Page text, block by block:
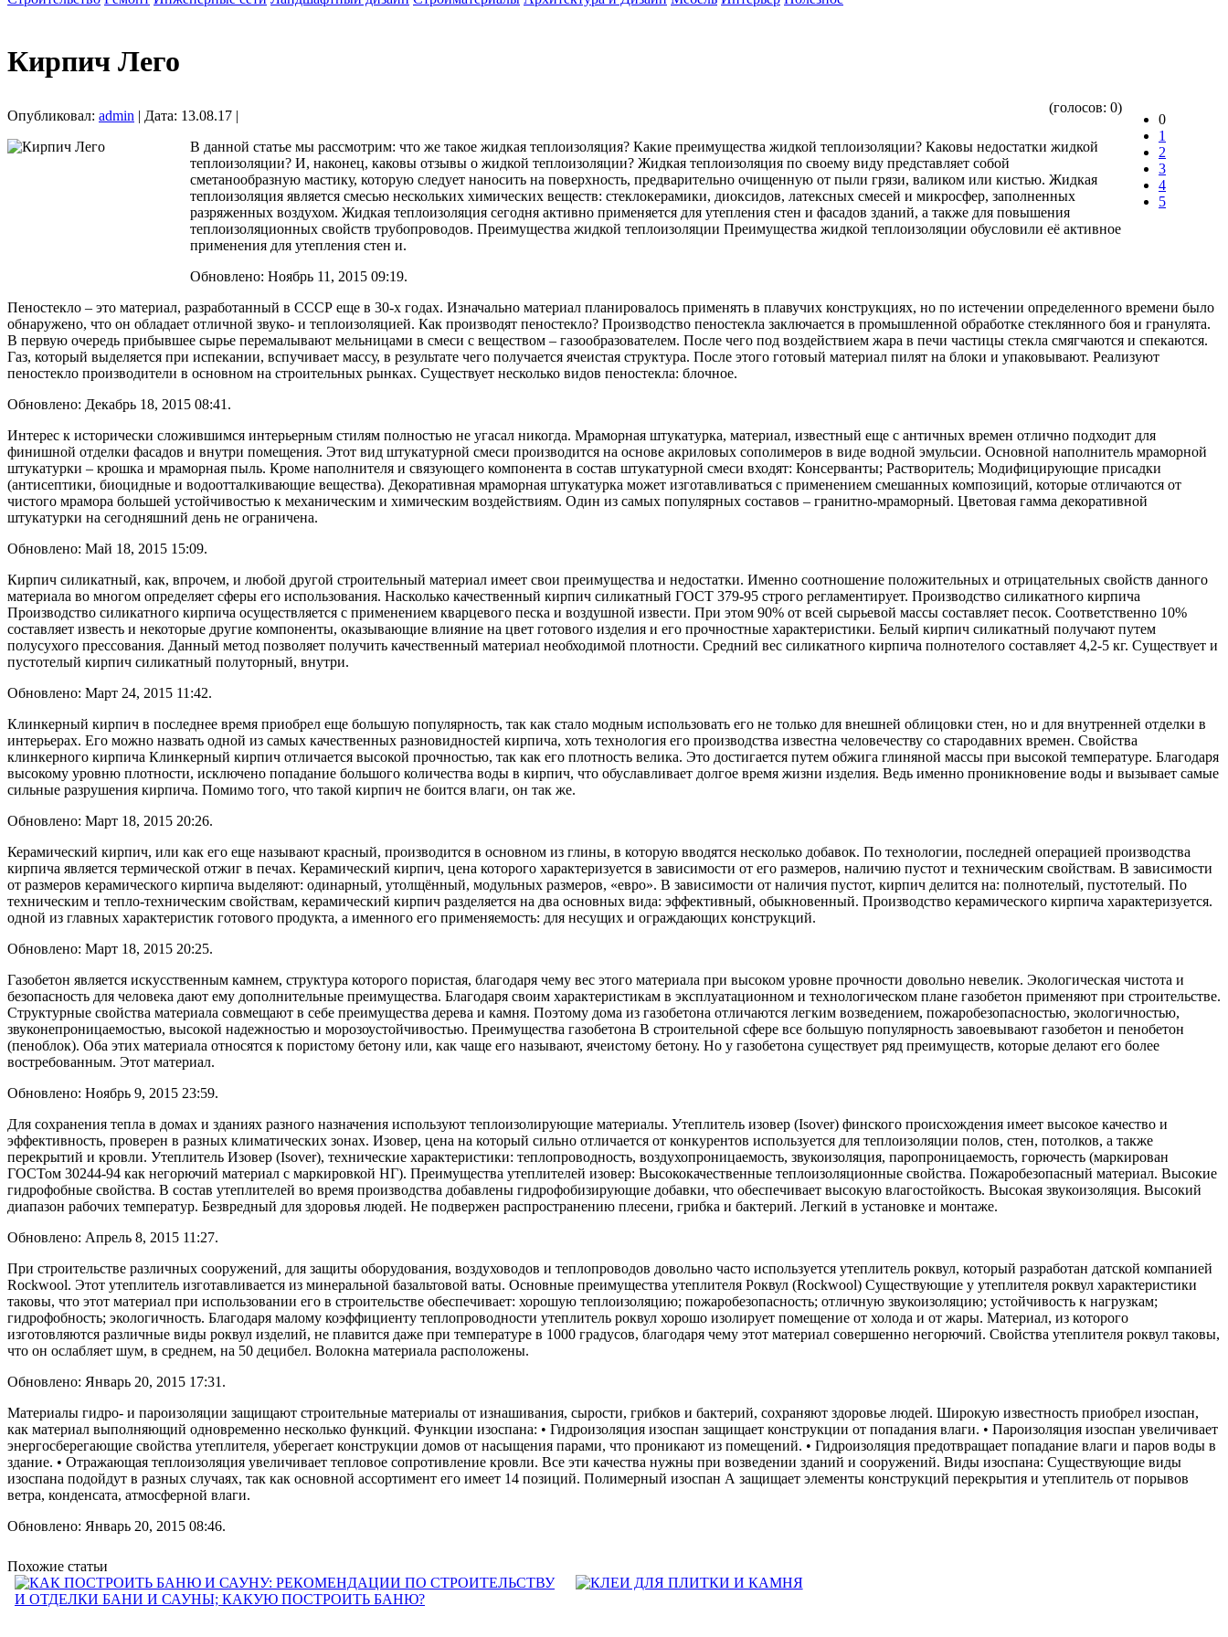
Кирпич Лего
Опубликовал: admin | Дата: 13.08.17 |
0
1
2
3
4
5
(голосов: 0)
В данной статье мы рассмотрим: что же такое жидкая теплоизоляция? Какие преимущества жидкой теплоизоляции? Каковы недостатки жидкой
теплоизоляции? И, наконец, каковы отзывы о жидкой теплоизоляции? Жидкая теплоизоляция по своему виду представляет собой
сметанообразную мастику, которую следует наносить на поверхность, предварительно очищенную от пыли грязи, валиком или кистью. Жидкая
теплоизоляция является смесью нескольких химических веществ: стеклокерамики, диоксидов, латексных смесей и микросфер, заполненных
разряженных воздухом. Жидкая теплоизоляция сегодня активно применяется для утепления стен и фасадов зданий, а также для повышения
теплоизоляционных свойств трубопроводов. Преимущества жидкой теплоизоляции Преимущества жидкой теплоизоляции обусловили её активное
применения для утепления стен и.
Обновлено: Ноябрь 11, 2015 09:19.
Пеностекло – это материал, разработанный в СССР еще в 30-х годах. Изначально материал планировалось применять в плавучих конструкциях, но по истечении определенного времени было
обнаружено, что он обладает отличной звуко- и теплоизоляцией. Как производят пеностекло? Производство пеностекла заключается в промышленной обработке стеклянного боя и гранулята.
В первую очередь прибывшее сырье перемалывают мельницами в смеси с веществом – газообразователем. После чего под воздействием жара в печи частицы стекла смягчаются и спекаются.
Газ, который выделяется при испекании, вспучивает массу, в результате чего получается ячеистая структура. После этого готовый материал пилят на блоки и упаковывают. Реализуют
пеностекло производители в основном на строительных рынках. Существует несколько видов пеностекла: блочное.
Обновлено: Декабрь 18, 2015 08:41.
Интерес к исторически сложившимся интерьерным стилям полностью не угасал никогда. Мраморная штукатурка, материал, известный еще с античных времен отлично подходит для
финишной отделки фасадов и внутри помещения. Этот вид штукатурной смеси производится на основе акриловых сополимеров в виде водной эмульсии. Основной наполнитель мраморной
штукатурки – крошка и мраморная пыль. Кроме наполнителя и связующего компонента в состав штукатурной смеси входят: Консерванты; Растворитель; Модифицирующие присадки
(антисептики, биоцидные и водоотталкивающие вещества). Декоративная мраморная штукатурка может изготавливаться с применением смешанных композиций, которые отличаются от
чистого мрамора большей устойчивостью к механическим и химическим воздействиям. Один из самых популярных составов – гранитно-мраморный. Цветовая гамма декоративной
штукатурки на сегодняшний день не ограничена.
Обновлено: Май 18, 2015 15:09.
Кирпич силикатный, как, впрочем, и любой другой строительный материал имеет свои преимущества и недостатки. Именно соотношение положительных и отрицательных свойств данного
материала во многом определяет сферы его использования. Насколько качественный кирпич силикатный ГОСТ 379-95 строго регламентирует. Производство силикатного кирпича
Производство силикатного кирпича осуществляется с применением кварцевого песка и воздушной извести. При этом 90% от всей сырьевой массы составляет песок. Соответственно 10%
составляет известь и некоторые другие компоненты, оказывающие влияние на цвет готового изделия и его прочностные характеристики. Белый кирпич силикатный получают путем
полусухого прессования. Данный метод позволяет получить качественный материал необходимой плотности. Средний вес силикатного кирпича полнотелого составляет 4,2-5 кг. Существует и
пустотелый кирпич силикатный полуторный, внутри.
Обновлено: Март 24, 2015 11:42.
Клинкерный кирпич в последнее время приобрел еще большую популярность, так как стало модным использовать его не только для внешней облицовки стен, но и для внутренней отделки в
интерьерах. Его можно назвать одной из самых качественных разновидностей кирпича, хоть технология его производства известна человечеству со стародавних времен. Свойства
клинкерного кирпича Клинкерный кирпич отличается высокой прочностью, так как его плотность велика. Это достигается путем обжига глиняной массы при высокой температуре. Благодаря
высокому уровню плотности, исключено попадание большого количества воды в кирпич, что обуславливает долгое время жизни изделия. Ведь именно проникновение воды и вызывает самые
сильные разрушения кирпича. Помимо того, что такой кирпич не боится влаги, он так же.
Обновлено: Март 18, 2015 20:26.
Керамический кирпич, или как его еще называют красный, производится в основном из глины, в которую вводятся несколько добавок. По технологии, последней операцией производства
кирпича является термической отжиг в печах. Керамический кирпич, цена которого характеризуется в зависимости от его размеров, наличию пустот и техническим свойствам. В зависимости
от размеров керамического кирпича выделяют: одинарный, утолщённый, модульных размеров, «евро». В зависимости от наличия пустот, кирпич делится на: полнотелый, пустотелый. По
техническим и тепло-техническим свойствам, керамический кирпич разделяется на два основных вида: эффективный, обыкновенный. Производство керамического кирпича характеризуется.
одной из главных характеристик готового продукта, а именного его применяемость: для несущих и ограждающих конструкций.
Обновлено: Март 18, 2015 20:25.
Газобетон является искусственным камнем, структура которого пористая, благодаря чему вес этого материала при высоком уровне прочности довольно невелик. Экологическая чистота и
безопасность для человека дают ему дополнительные преимущества. Благодаря своим характеристикам в эксплуатационном и технологическом плане газобетон применяют при строительстве.
Структурные свойства материала совмещают в себе преимущества дерева и камня. Поэтому дома из газобетона отличаются легким возведением, пожаробезопасностью, экологичностью,
звуконепроницаемостью, высокой надежностью и морозоустойчивостью. Преимущества газобетона В строительной сфере все большую популярность завоевывают газобетон и пенобетон
(пеноблок). Оба этих материала относятся к пористому бетону или, как чаще его называют, ячеистому бетону. Но у газобетона существует ряд преимуществ, которые делают его более
востребованным. Этот материал.
Обновлено: Ноябрь 9, 2015 23:59.
Для сохранения тепла в домах и зданиях разного назначения используют теплоизолирующие материалы. Утеплитель изовер (Isover) финского происхождения имеет высокое качество и
эффективность, проверен в разных климатических зонах. Изовер, цена на который сильно отличается от конкурентов используется для теплоизоляции полов, стен, потолков, а также
перекрытий и кровли. Утеплитель Изовер (Isover), технические характеристики: теплопроводность, воздухопроницаемость, звукоизоляция, паропроницаемость, горючесть (маркирован
ГОСТом 30244-94 как негорючий материал с маркировкой НГ). Преимущества утеплителей изовер: Высококачественные теплоизоляционные свойства. Пожаробезопасный материал. Высокие
гидрофобные свойства. В состав утеплителей во время производства добавлены гидрофобизирующие добавки, что обеспечивает высокую влагостойкость. Высокая звукоизоляция. Высокий
диапазон рабочих температур. Безвредный для здоровья людей. Не подвержен распространению плесени, грибка и бактерий. Легкий в установке и монтаже.
Обновлено: Апрель 8, 2015 11:27.
При строительстве различных сооружений, для защиты оборудования, воздуховодов и теплопроводов довольно часто используется утеплитель роквул, который разработан датской компанией
Rockwool. Этот утеплитель изготавливается из минеральной базальтовой ваты. Основные преимущества утеплителя Роквул (Rockwool) Существующие у утеплителя роквул характеристики
таковы, что этот материал при использовании его в строительстве обеспечивает: хорошую теплоизоляцию; пожаробезопасность; отличную звукоизоляцию; устойчивость к нагрузкам;
гидрофобность; экологичность. Благодаря малому коэффициенту теплопроводности утеплитель роквул хорошо изолирует помещение от холода и от жары. Материал, из которого
изготовляются различные виды роквул изделий, не плавится даже при температуре в 1000 градусов, благодаря чему этот материал совершенно негорючий. Свойства утеплителя роквул таковы,
что он ослабляет шум, в среднем, на 50 децибел. Волокна материала расположены.
Обновлено: Январь 20, 2015 17:31.
Материалы гидро- и пароизоляции защищают строительные материалы от изнашивания, сырости, грибков и бактерий, сохраняют здоровье людей. Широкую известность приобрел изоспан,
как материал выполняющий одновременно несколько функций. Функции изоспана: • Гидроизоляция изоспан защищает конструкции от попадания влаги. • Пароизоляция изоспан увеличивает
энергосберегающие свойства утеплителя, уберегает конструкции домов от насыщения парами, что проникают из помещений. • Гидроизоляция предотвращает попадание влаги и паров воды в
здание. • Отражающая теплоизоляция увеличивает тепловое сопротивление кровли. Все эти качества нужны при возведении зданий и сооружений. Виды изоспана: Существующие виды
изоспана подойдут в разных случаях, так как основной ассортимент его имеет 14 позиций. Полимерный изоспан А защищает элементы конструкций перекрытия и утеплитель от порывов
ветра, конденсата, атмосферной влаги.
Обновлено: Январь 20, 2015 08:46.
Похожие статьи